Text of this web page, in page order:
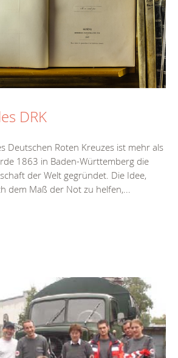
DRK
Deutschen Roten Kreuzes ist mehr als
1863 in Baden-Württemberg die
der Welt gegründet. Die Idee,
dem Maß der Not zu helfen,...